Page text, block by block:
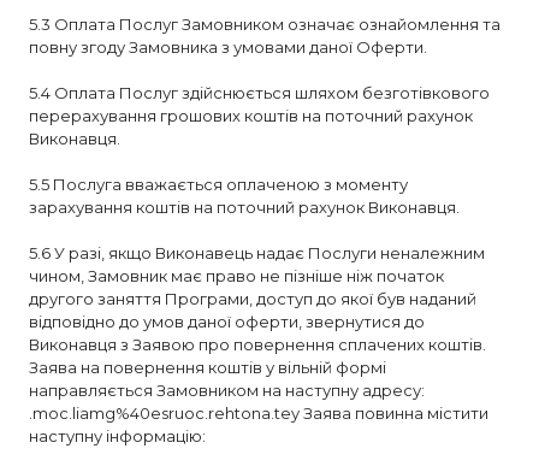
5.3 Оплата Послуг Замовником означає ознайомлення та
повну згоду Замовника з умовами даної Оферти.
5.4 Оплата Послуг здійснюється шляхом безготівкового
перерахування грошових коштів на поточний рахунок
Виконавця.
5.5 Послуга вважається оплаченою з моменту
зарахування коштів на поточний рахунок Виконавця.
5.6 У разі, якщо Виконавець надає Послуги неналежним
чином, Замовник має право не пізніше ніж початок
другого заняття Програми, доступ до якої був наданий
відповідно до умов даної оферти, звернутися до
Виконавця з Заявою про повернення сплачених коштів.
Заява на повернення коштів у вільній формі
направляється Замовником на наступну адресу:
.moc.liamg%40esruoc.rehtona.tey Заява повинна містити
наступну інформацію: